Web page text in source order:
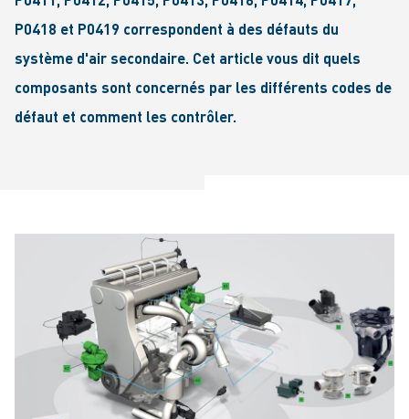
P0418 et P0419 correspondent à des défauts du
système d'air secondaire. Cet article vous dit quels
composants sont concernés par les différents codes de
défaut et comment les contrôler.